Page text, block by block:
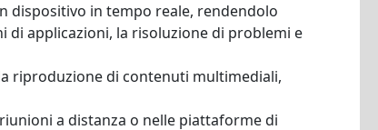
dispositivo in tempo reale, rendendolo
di applicazioni, la risoluzione di problemi e
riproduzione di contenuti multimediali,
a distanza o nelle piattaforme di